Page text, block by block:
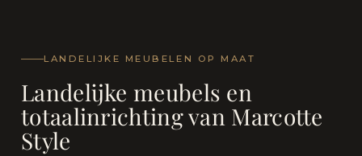
LANDELIJKE MEUBELEN OP MAAT
Landelijke meubels en
totaalinrichting van Marcotte
Style